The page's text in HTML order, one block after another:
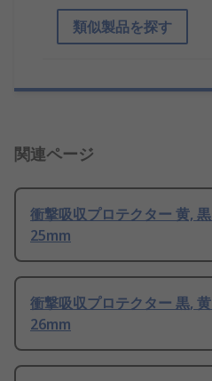
類似製品を探す
関連ページ
衝撃吸収プロテクター 黄,
25mm
衝撃吸収プロテクター 黒,
26mm